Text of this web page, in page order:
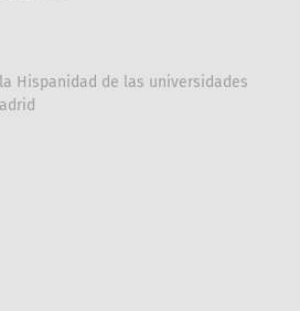
Hispanidad de las universidades